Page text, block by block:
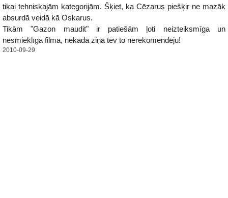
tikai tehniskajām kategorijām. Šķiet, ka Cēzarus piešķir ne mazāk
absurdā veidā kā Oskarus.
Tikām "Gazon maudit" ir patiešām ļoti neizteiksmīga un
nesmieklīga filma, nekādā ziņā tev to nerekomendēju!
2010-09-29